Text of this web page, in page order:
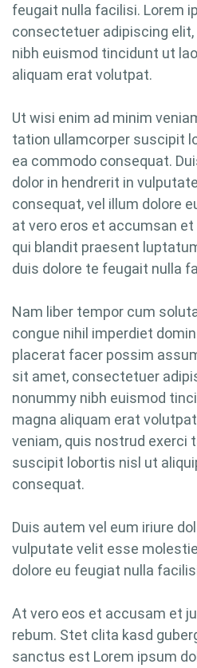
feugait nulla facilisi. Lorem
consectetuer adipiscing
nibh euismod tincidunt ut
aliquam erat volutpat.
Ut wisi enim ad minim
tation ullamcorper suscipit
ea commodo consequat.
dolor in hendrerit in
consequat, vel illum dolore
at vero eros et accumsan
qui blandit praesent
duis dolore te feugait nulla
Nam liber tempor cum
congue nihil imperdiet
placerat facer possim
sit amet, consectetuer
nonummy nibh euismod
magna aliquam erat
veniam, quis nostrud exerci
suscipit lobortis nisl ut
consequat.
Duis autem vel eum iriure
vulputate velit esse
dolore eu feugiat nulla
At vero eos et accusam et
rebum. Stet clita kasd
sanctus est Lorem ipsum